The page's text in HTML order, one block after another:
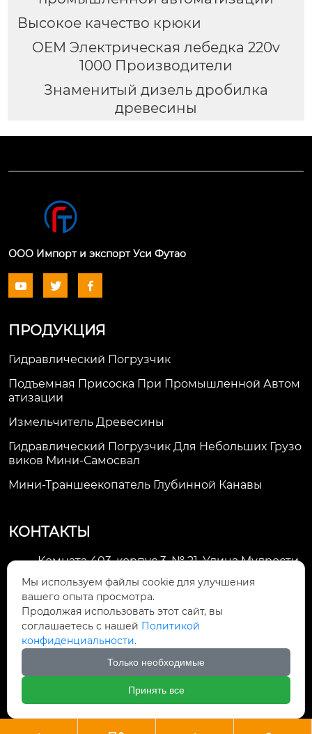
Высокое качество крюки
OEM Электрическая лебедка 220v
1000 Производители
Знаменитый дизель дробилка
древесины
ООО Импорт и экспорт Уси Футао
  
ПРОДУКЦИЯ
Гидравлический Погрузчик
Подъемная Присоска При Промышленной Автом
Атизации
Измельчитель Древесины
Гидравлический Погрузчик Для Небольших Грузо
Виков Мини-Самосвал
Мини-Траншеекопатель Глубинной Канавы
КОНТАКТЫ
Комната 403, корпус 3, № 21, Улица Мудрости,
Зона экономического развития Хуэйшань,
город Уси
li@futaogroup.com

Мы используем файлы cookie для улучшения
вашего опыта просмотра.
Продолжая использовать этот сайт, вы
соглашаетесь с нашей Политикой
конфиденциальности.
Только необходимые
Принять все